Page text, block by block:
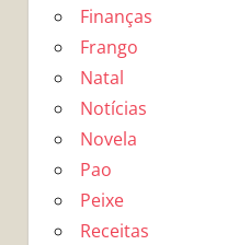
Finanças
Frango
Natal
Notícias
Novela
Pao
Peixe
Receitas